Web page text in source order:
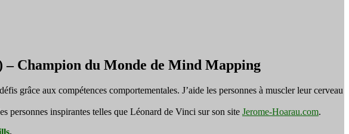
– Champion du Monde de Mind Mapping
grâce aux compétences comportementales. J’aide les personnes à muscler leur cerveau
personnes inspirantes telles que Léonard de Vinci sur son site Jerome-Hoarau.com.